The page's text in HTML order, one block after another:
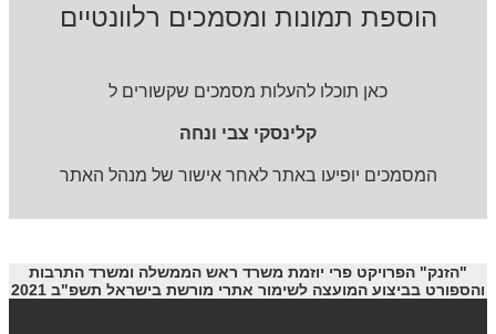
הוספת תמונות ומסמכים רלוונטיים
כאן תוכלו להעלות מסמכים שקשורים ל
קלינסקי צבי ונחה
המסמכים יופיעו באתר לאחר אישור של מנהל האתר
"הזנק" הפרויקט פרי יוזמת משרד ראש הממשלה ומשרד התרבות
והספורט בביצוע המועצה לשימור אתרי מורשת בישראל תשפ"ב 2021